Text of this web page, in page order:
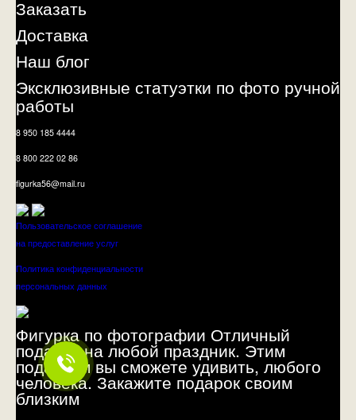
Заказать
Доставка
Наш блог
Эксклюзивные статуэтки по фото ручной
работы
8 950 185 4444
8 800 222 02 86
figurka56@mail.ru
Пользовательское соглашение
на предоставление услуг
Политика конфиденциальности
персональных данных
Фигурка по фотографии Отличный
подарок на любой праздник. Этим
подарком вы сможете удивить, любого
человека. Закажите подарок своим
близким